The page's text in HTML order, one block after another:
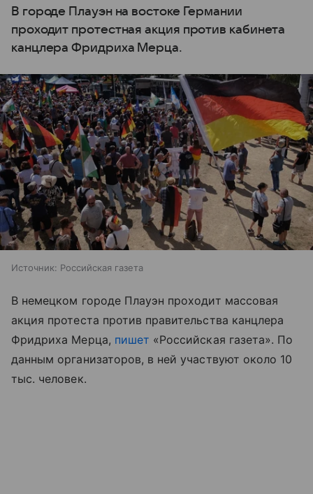
В городе Плауэн на востоке Германии
проходит протестная акция против кабинета
канцлера Фридриха Мерца.
Источник: Российская газета
В немецком городе Плауэн проходит массовая
акция протеста против правительства канцлера
Фридриха Мерца, пишет «Российская газета». По
данным организаторов, в ней участвуют около 10
тыс. человек.